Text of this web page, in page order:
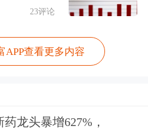
拉斯加州安克雷奇市
联合军事基地举行
新闻局最新消息说，
俄媒报道说，会晤
。
23评论
APP查看更多内容
龙头暴增627%，